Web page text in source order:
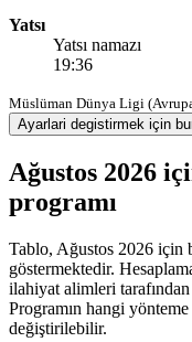
Yatsı
Yatsı namazı
19:36
Müslüman Dünya Ligi
Ayarlari degistirmek için
Ağustos 2026
programı
Tablo, Ağustos 2026 için
göstermektedir.
ilahiyat alimleri tarafından
Programın hangi
değiştirilebilir.